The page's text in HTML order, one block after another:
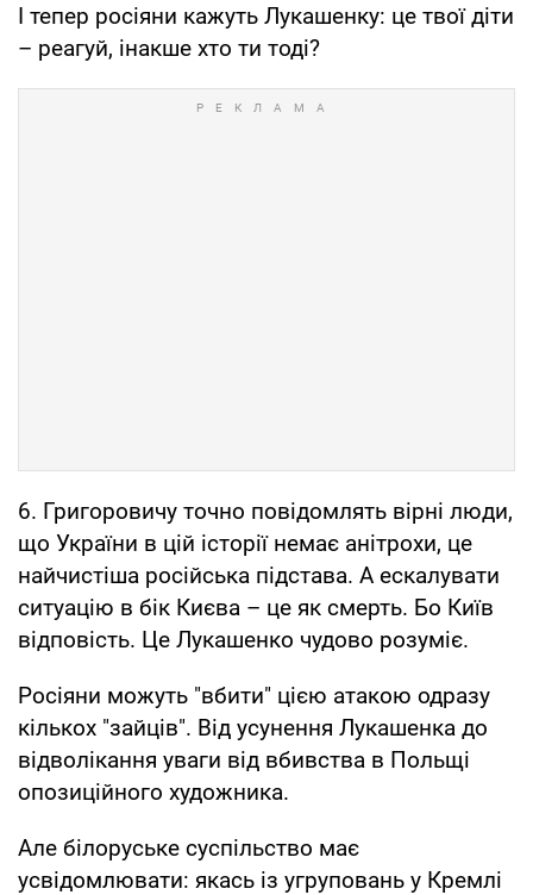
І тепер росіяни кажуть Лукашенку: це твої діти
– реагуй, інакше хто ти тоді?
6. Григоровичу точно повідомлять вірні люди,
що України в цій історії немає анітрохи, це
найчистіша російська підстава. А ескалувати
ситуацію в бік Києва – це як смерть. Бо Київ
відповість. Це Лукашенко чудово розуміє.
Росіяни можуть "вбити" цією атакою одразу
кількох "зайців". Від усунення Лукашенка до
відволікання уваги від вбивства в Польщі
опозиційного художника.
Але білоруське суспільство має
усвідомлювати: якась із угруповань у Кремлі